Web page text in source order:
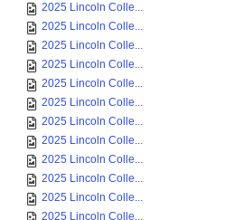
2025 Lincoln Colle...
2025 Lincoln Colle...
2025 Lincoln Colle...
2025 Lincoln Colle...
2025 Lincoln Colle...
2025 Lincoln Colle...
2025 Lincoln Colle...
2025 Lincoln Colle...
2025 Lincoln Colle...
2025 Lincoln Colle...
2025 Lincoln Colle...
2025 Lincoln Colle...